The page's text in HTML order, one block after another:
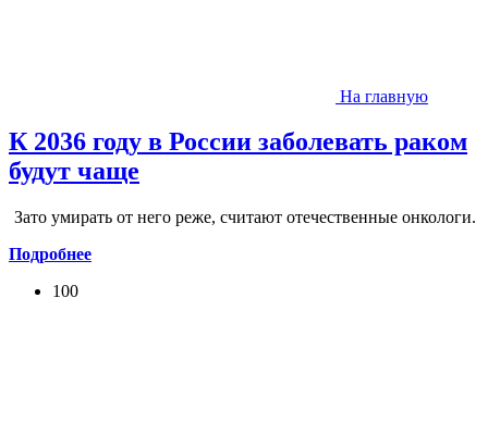
На главную
К 2036 году в России заболевать раком
будут чаще
Зато умирать от него реже, считают отечественные онкологи.
Подробнее
100